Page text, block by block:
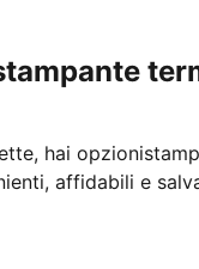
hai opzioni
affidabili e